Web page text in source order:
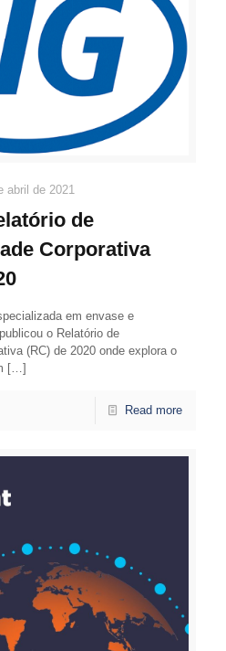
abril de 2021
de
Corporativa
em envase e
o Relatório de
(RC) de 2020 onde explora o
[…]
Read more